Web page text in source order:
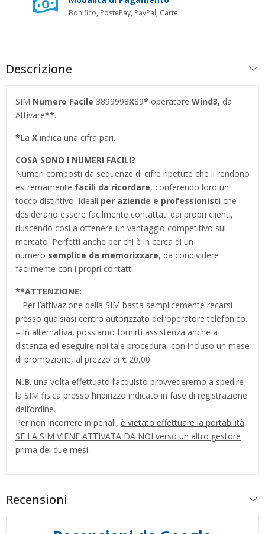
Bonifico, PostePay, PayPal, Carte
Descrizione
SIM Numero Facile 3899998X89* operatore Wind3, da
Attivare**.
*La X indica una cifra pari.
COSA SONO I NUMERI FACILI?
Numeri composti da sequenze di cifre ripetute che li rendono
estremamente facili da ricordare, conferendo loro un
tocco distintivo. Ideali per aziende e professionisti che
desiderano essere facilmente contattati dai propri clienti,
riuscendo così a ottenere un vantaggio competitivo sul
mercato. Perfetti anche per chi è in cerca di un
numero semplice da memorizzare, da condividere
facilmente con i propri contatti.
**ATTENZIONE:
– Per l’attivazione della SIM basta semplicemente recarsi
presso qualsiasi centro autorizzato dell’operatore telefonico.
– In alternativa, possiamo fornirti assistenza anche a
distanza ed eseguire noi tale procedura, con incluso un mese
di promozione, al prezzo di € 20,00.
N.B. una volta effettuato l’acquisto provvederemo a spedire
la SIM fisica presso l’indirizzo indicato in fase di registrazione
dell’ordine.
Per non incorrere in penali, è vietato effettuare la portabilità
SE LA SIM VIENE ATTIVATA DA NOI verso un altro gestore
prima dei due mesi.
Recensioni